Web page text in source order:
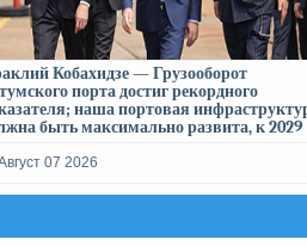
Кобахидзе — Грузооборот
порта достиг рекордного
наша портовая
быть максимально развита, к 2029
07 2026